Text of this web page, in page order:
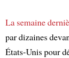
La semaine
par dizaines
États-Unis pour